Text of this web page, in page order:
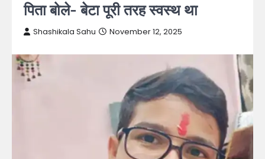
पिता बोले- बेटा पूरी तरह स्वस्थ था
Shashikala Sahu November 12, 2025